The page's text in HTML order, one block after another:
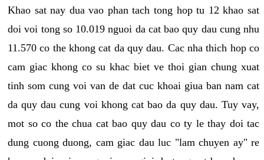
Khao sat nay dua vao phan tach tong hop tu 12 khao sat
doi voi tong so 10.019 nguoi da cat bao quy dau cung nhu
11.570 co the khong cat da quy dau. Cac nha thich hop co
cam giac khong co su khac biet ve thoi gian chung xuat
tinh som cung voi van de dat cuc khoai giua ban nam cat
da quy dau cung voi khong cat bao da quy dau. Tuy vay,
mot so co the chua cat bao quy dau co ty le thay doi tac
dung cuong duong, cam giac dau luc "lam chuyen ay" re